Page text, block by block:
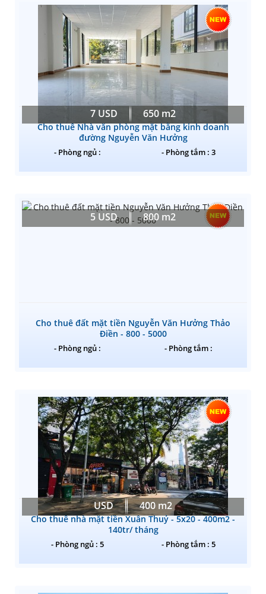
7 USD 650 m2
Cho thuê Nhà văn phòng mặt bằng kinh doanh
đường Nguyễn Văn Hưởng
- Phòng ngủ : - Phòng tắm : 3
5 USD 800 m2
Cho thuê đất mặt tiền Nguyễn Văn Hưởng Thảo
Điền - 800 - 5000
- Phòng ngủ : - Phòng tắm :
USD 400 m2
Cho thuê nhà mặt tiền Xuân Thuỷ - 5x20 - 400m2 -
140tr/ tháng
- Phòng ngủ : 5 - Phòng tắm : 5